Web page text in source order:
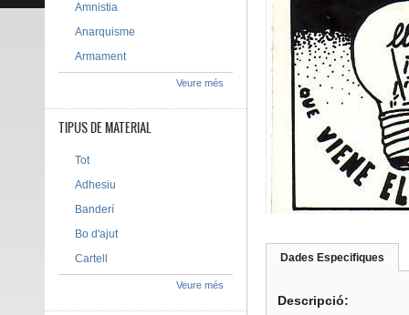
Dades Especifiques
Descripció:
Amnistia
Anarquisme
Armament
Veure més
TIPUS DE MATERIAL
Tot
Adhesiu
Banderí
Bo d'ajut
Cartell
Veure més